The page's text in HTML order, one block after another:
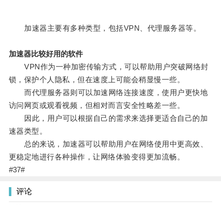
加速器主要有多种类型，包括VPN、代理服务器等。
加速器比较好用的软件
VPN作为一种加密传输方式，可以帮助用户突破网络封
锁，保护个人隐私，但在速度上可能会稍显慢一些。
而代理服务器则可以加速网络连接速度，使用户更快地
访问网页或观看视频，但相对而言安全性略差一些。
因此，用户可以根据自己的需求来选择更适合自己的加
速器类型。
总的来说，加速器可以帮助用户在网络使用中更高效、
更稳定地进行各种操作，让网络体验变得更加流畅。
#37#
评论